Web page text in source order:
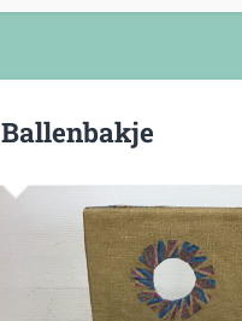
Ballenbakje